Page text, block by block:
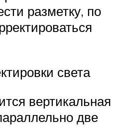
разметку, по
света
вертикальная
две